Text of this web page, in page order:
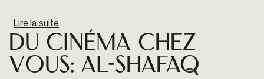
Lire la suite
Du cinéma chez
vous: AL-SHAFAQ